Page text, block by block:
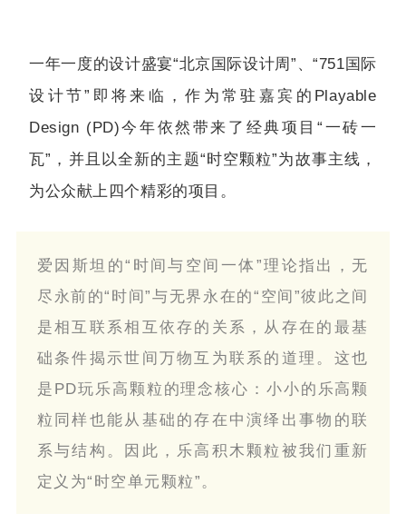
一年一度的设计盛宴“北京国际设计周”、“751国际
设计节”即将来临，作为常驻嘉宾的Playable
Design (PD)今年依然带来了经典项目“一砖一
瓦”，并且以全新的主题“时空颗粒”为故事主线，
为公众献上四个精彩的项目。
爱因斯坦的“时间与空间一体”理论指出，无
尽永前的“时间”与无界永在的“空间”彼此之间
是相互联系相互依存的关系，从存在的最基
础条件揭示世间万物互为联系的道理。这也
是PD玩乐高颗粒的理念核心：小小的乐高颗
粒同样也能从基础的存在中演绎出事物的联
系与结构。因此，乐高积木颗粒被我们重新
定义为“时空单元颗粒”。